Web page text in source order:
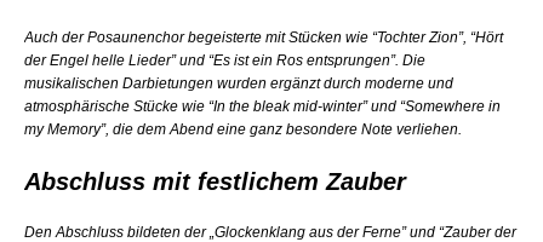
Auch der Posaunenchor begeisterte mit Stücken wie “Tochter Zion”, “Hört
der Engel helle Lieder” und “Es ist ein Ros entsprungen”. Die
musikalischen Darbietungen wurden ergänzt durch moderne und
atmosphärische Stücke wie “In the bleak mid-winter” und “Somewhere in
my Memory”, die dem Abend eine ganz besondere Note verliehen.
Abschluss mit festlichem Zauber
Den Abschluss bildeten der „Glockenklang aus der Ferne” und “Zauber der